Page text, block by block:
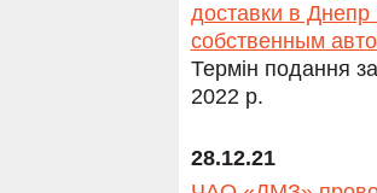
доставки в Днепр
собственным
Термін подання
2022 р.
28.12.21